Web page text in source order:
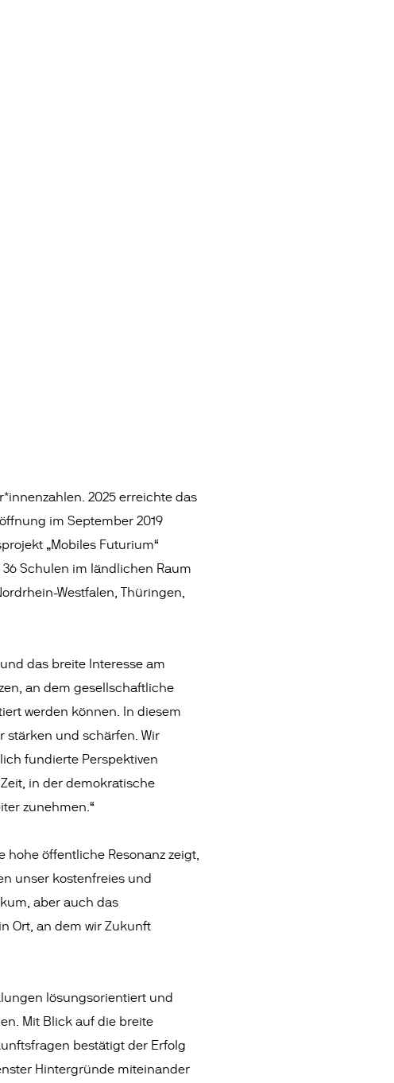
2025 erreichte das
im September 2019
„Mobiles Futurium“
Schulen im ländlichen Raum
Westfalen, Thüringen,
das breite Interesse am
an dem gesellschaftliche
werden können. In diesem
stärken und schärfen. Wir
fundierte Perspektiven
in der demokratische
zunehmen.“
hohe öffentliche Resonanz zeigt,
unser kostenfreies und
aber auch das
Ort, an dem wir Zukunft
lösungsorientiert und
Mit Blick auf die breite
bestätigt der Erfolg
Hintergründe miteinander